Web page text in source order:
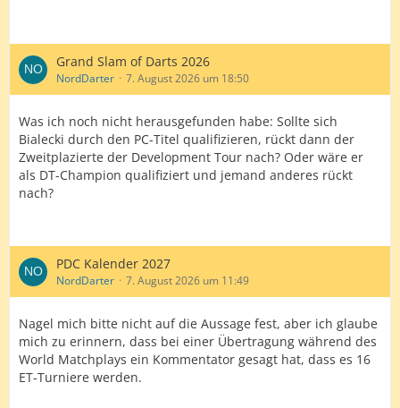
Grand Slam of Darts 2026
NordDarter 7. August 2026 um 18:50
Was ich noch nicht herausgefunden habe: Sollte sich
Bialecki durch den PC-Titel qualifizieren, rückt dann der
Zweitplazierte der Development Tour nach? Oder wäre er
als DT-Champion qualifiziert und jemand anderes rückt
nach?
PDC Kalender 2027
NordDarter 7. August 2026 um 11:49
Nagel mich bitte nicht auf die Aussage fest, aber ich glaube
mich zu erinnern, dass bei einer Übertragung während des
World Matchplays ein Kommentator gesagt hat, dass es 16
ET-Turniere werden.